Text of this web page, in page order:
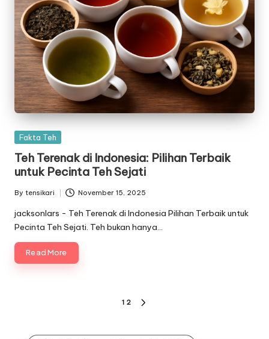
Posted
Fakta Teh
Teh Terenak di Indonesia: Pilihan Terbaik
untuk Pecinta Teh Sejati
Posted
by
By tensikari November 15, 2025
jacksonlars - Teh Terenak di Indonesia Pilihan Terbaik untuk
Pecinta Teh Sejati. Teh bukan hanya…
Read More
1 2